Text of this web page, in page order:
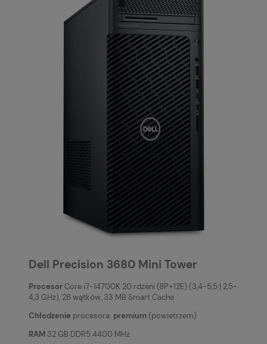
Dell Precision 3680 Mini Tower
ProcesorCore i7-14700K 20 rdzeni (8P+12E) (3,4-5,5 | 2,5-
4,3 GHz), 28 wątków, 33 MB Smart Cache
Chłodzenie procesora: premium(powietrzem)
RAM 32 GB DDR5 4400 MHz